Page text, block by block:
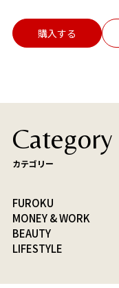
購入する
Category
カテゴリー
FUROKU
MONEY & WORK
BEAUTY
LIFESTYLE